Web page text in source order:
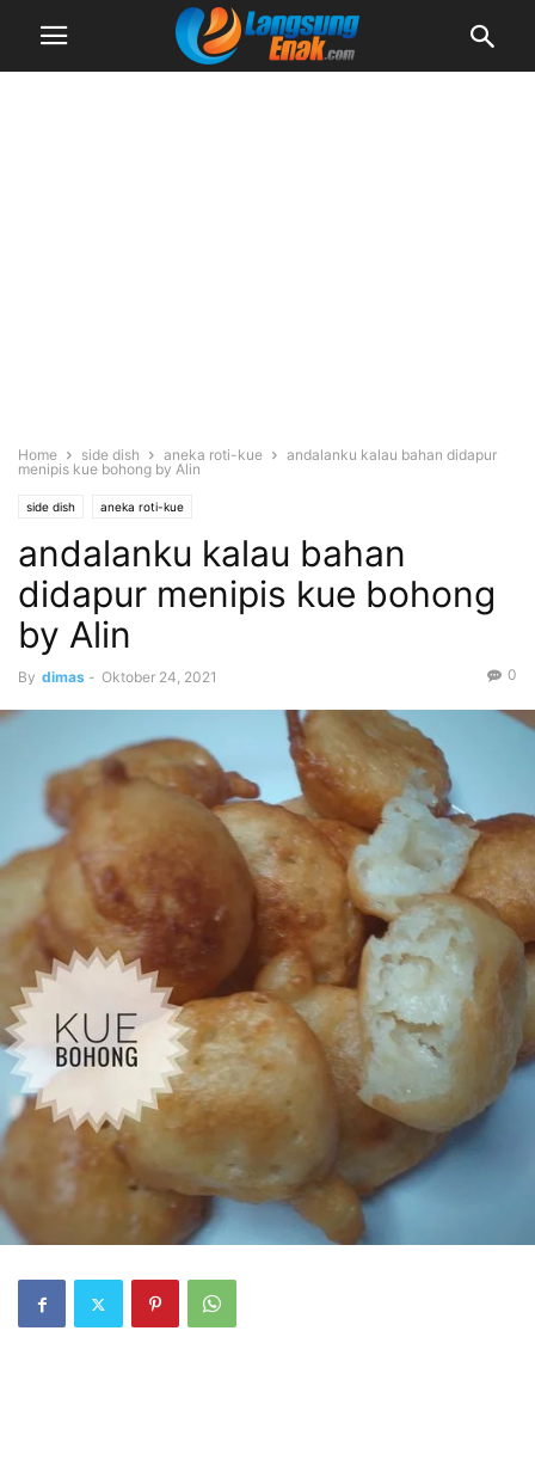
Home side dish aneka roti-kue
andalanku kalau bahan didapur
menipis kue bohong by Alin
side dish aneka roti-kue
andalanku kalau bahan
didapur menipis kue bohong
by Alin
By dimas - Oktober 24, 2021 0